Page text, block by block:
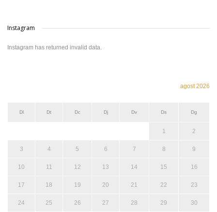
Instagram
Instagram has returned invalid data.
agost 2026
Dl Dt Dc Dj Dv Ds Dg
1 2
3 4 5 6 7 8 9
10 11 12 13 14 15 16
17 18 19 20 21 22 23
24 25 26 27 28 29 30